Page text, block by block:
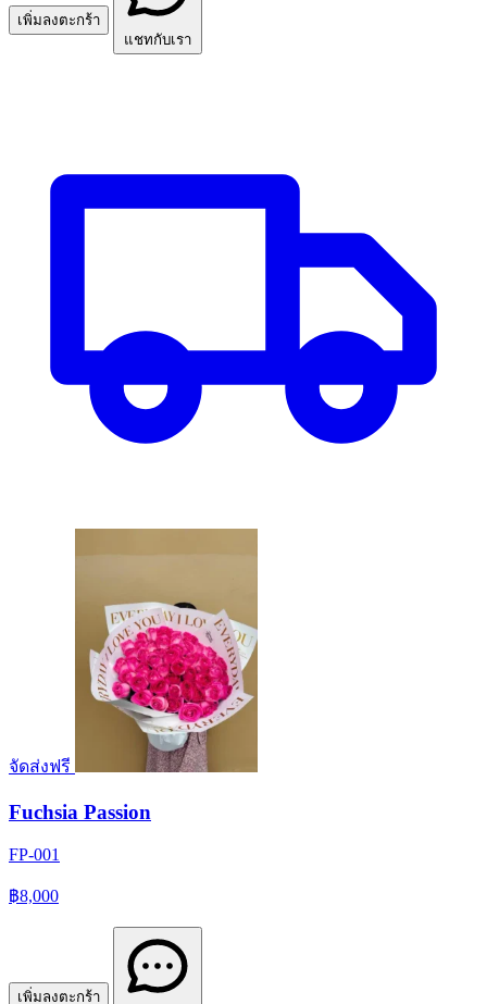
เพิ่มลงตะกร้า
แชทกับเรา
จัดส่งฟรี
Fuchsia Passion
FP-001
฿8,000
เพิ่มลงตะกร้า